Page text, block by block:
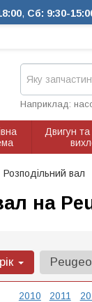
, Сб: 9:30-
Наприклад:
Двигун
Розподільний вал
на
2010 2011